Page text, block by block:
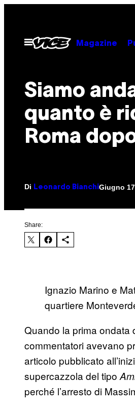
contenuto
Apri
Magazine
Siamo
quanto è
Roma
Di Leonardo Bianchi Giugno
Share:
Ignazio Marino e
quartiere
Quando la prima ondata
commentatori avevano
articolo pubblicato
supercazzola del tipo
perché l’arresto di